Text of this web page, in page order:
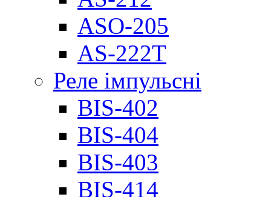
ASO-205
AS-222T
Реле імпульсні
BIS-402
BIS-404
BIS-403
BIS-414